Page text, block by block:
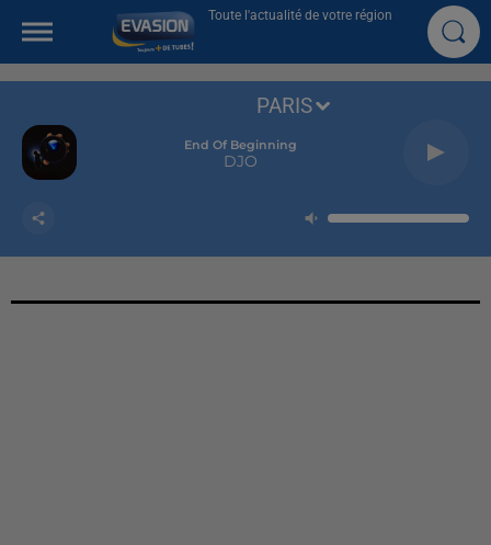
Toute l'actualité de votre région
End Of Beginning
DJO
PARIS